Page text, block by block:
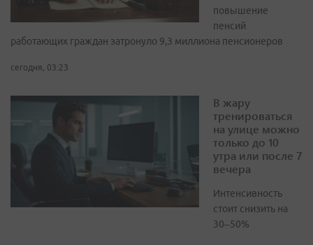
повышение
пенсий
работающих граждан затронуло 9,3 миллиона пенсионеров
сегодня, 03:23
В жару
тренироваться
на улице можно
только до 10
утра или после 7
вечера
Интенсивность
стоит снизить на
30–50%